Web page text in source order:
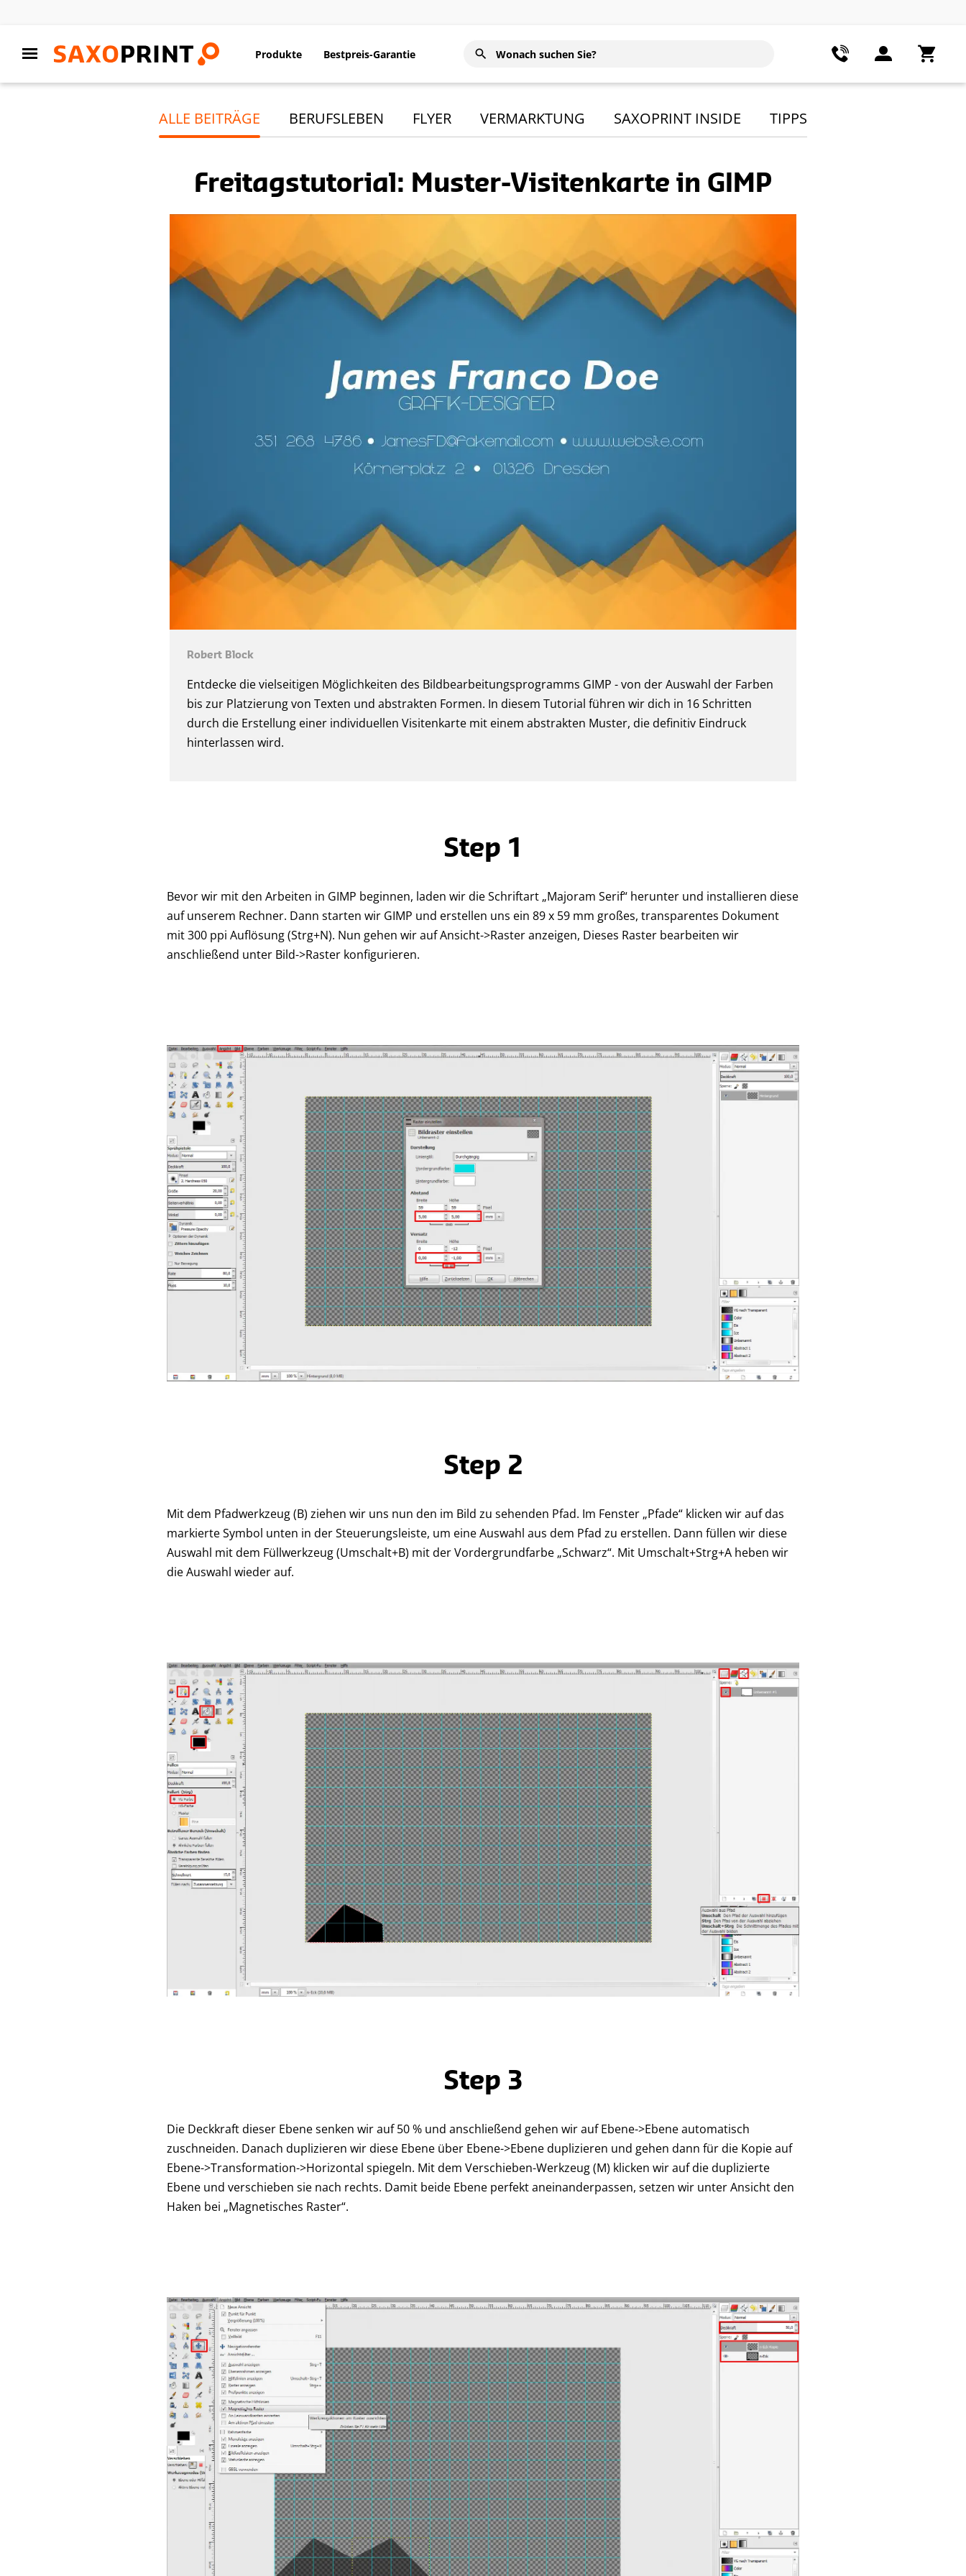
Produkte Bestpreis-Garantie
ALLE BEITRÄGE BERUFSLEBEN FLYER VERMARKTUNG SAXOPRINT INSIDE TIPPS
Freitagstutorial: Muster-Visitenkarte in GIMP
Robert Block
Entdecke die vielseitigen Möglichkeiten des Bildbearbeitungsprogramms GIMP - von der Auswahl der Farben
bis zur Platzierung von Texten und abstrakten Formen. In diesem Tutorial führen wir dich in 16 Schritten
durch die Erstellung einer individuellen Visitenkarte mit einem abstrakten Muster, die definitiv Eindruck
hinterlassen wird.
Step 1
Bevor wir mit den Arbeiten in GIMP beginnen, laden wir die Schriftart „Majoram Serif“ herunter und installieren diese
auf unserem Rechner. Dann starten wir GIMP und erstellen uns ein 89 x 59 mm großes, transparentes Dokument
mit 300 ppi Auflösung (Strg+N). Nun gehen wir auf Ansicht->Raster anzeigen, Dieses Raster bearbeiten wir
anschließend unter Bild->Raster konfigurieren.
Step 2
Mit dem Pfadwerkzeug (B) ziehen wir uns nun den im Bild zu sehenden Pfad. Im Fenster „Pfade“ klicken wir auf das
markierte Symbol unten in der Steuerungsleiste, um eine Auswahl aus dem Pfad zu erstellen. Dann füllen wir diese
Auswahl mit dem Füllwerkzeug (Umschalt+B) mit der Vordergrundfarbe „Schwarz“. Mit Umschalt+Strg+A heben wir
die Auswahl wieder auf.
Step 3
Die Deckkraft dieser Ebene senken wir auf 50 % und anschließend gehen wir auf Ebene->Ebene automatisch
zuschneiden. Danach duplizieren wir diese Ebene über Ebene->Ebene duplizieren und gehen dann für die Kopie auf
Ebene->Transformation->Horizontal spiegeln. Mit dem Verschieben-Werkzeug (M) klicken wir auf die duplizierte
Ebene und verschieben sie nach rechts. Damit beide Ebene perfekt aneinanderpassen, setzen wir unter Ansicht den
Haken bei „Magnetisches Raster“.